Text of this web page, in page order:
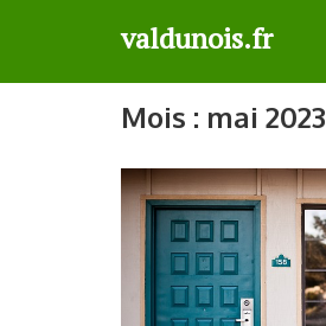
valdunois.fr
Mois : mai 2023